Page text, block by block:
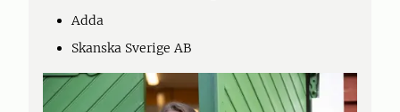
Adda
Skanska Sverige AB